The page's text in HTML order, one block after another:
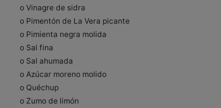
o Vinagre de sidra
o Pimentón de La Vera picante
o Pimienta negra molida
o Sal fina
o Sal ahumada
o Azúcar moreno molido
o Quéchup
o Zumo de limón